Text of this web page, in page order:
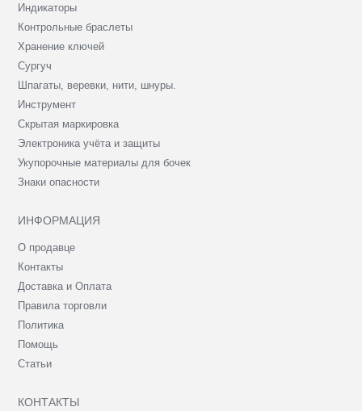
Индикаторы
Контрольные браслеты
Хранение ключей
Сургуч
Шпагаты, веревки, нити, шнуры.
Инструмент
Скрытая маркировка
Электроника учёта и защиты
Укупорочные материалы для бочек
Знаки опасности
ИНФОРМАЦИЯ
О продавце
Контакты
Доставка и Оплата
Правила торговли
Политика
Помощь
Статьи
КОНТАКТЫ